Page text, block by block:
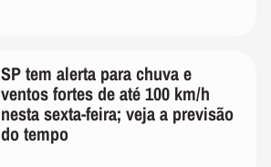
SP tem alerta para chuva e
ventos fortes de até 100 km/h
nesta sexta-feira; veja a previsão
do tempo